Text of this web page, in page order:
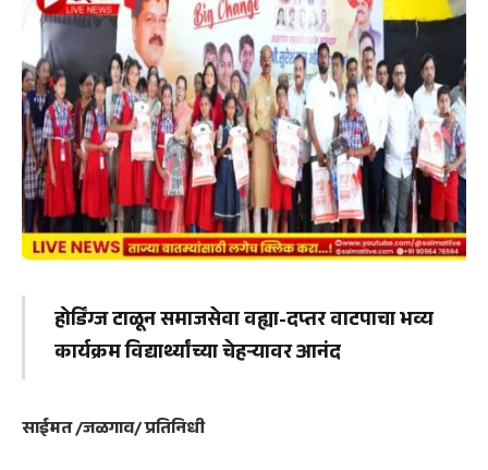
होर्डिंग्ज टाळून समाजसेवा वह्या-दप्तर वाटपाचा भव्य
कार्यक्रम विद्यार्थ्यांच्या चेहऱ्यावर आनंद
साईमत /जळगाव/ प्रतिनिधी